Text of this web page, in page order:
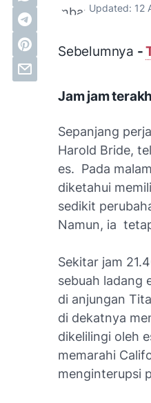
Updated: 12
Sebelumnya -
Jam jam
Sepanjang
Harold Bride,
es. Pada
diketahui
sedikit
Namun, ia
Sekitar jam
sebuah ladang
di anjungan
di dekatnya
dikelilingi oleh
memarahi
menginterupsi